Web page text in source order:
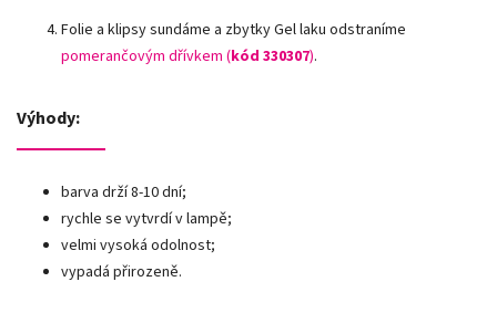
Folie a klipsy sundáme a zbytky Gel laku odstraníme
pomerančovým dřívkem (kód 330307).
Výhody:
barva drží 8-10 dní;
rychle se vytvrdí v lampě;
velmi vysoká odolnost;
vypadá přirozeně.